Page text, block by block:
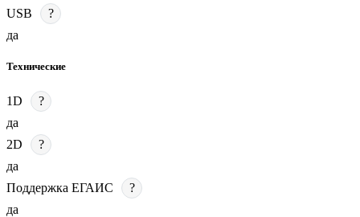
USB
?
да
Технические
1D
?
да
2D
?
да
Поддержка ЕГАИС
?
да